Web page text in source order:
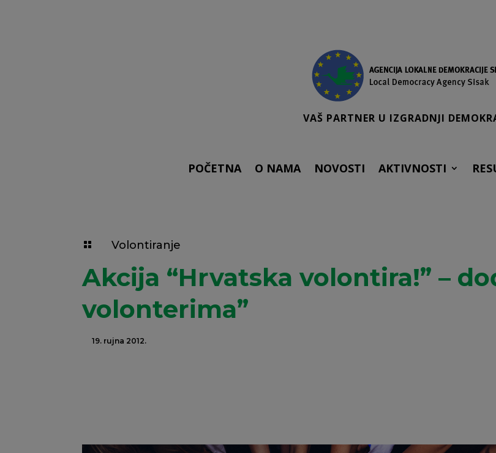
VAŠ PARTNER U IZGRADNJI
POČETNA O NAMA NOVOSTI AKTIVNOSTI
 Volontiranje
Akcija “Hrvatska volontira!” –
volonterima”
19. rujna 2012.